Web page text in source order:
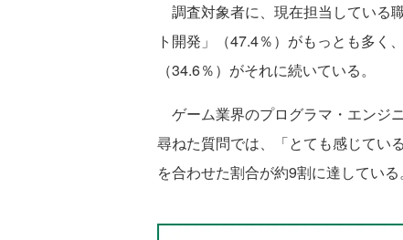
調査対象者に、現在担当している
ト開発」（47.4％）がもっとも多く
（34.6％）がそれに続いている。
ゲーム業界のプログラマ・エンジ
尋ねた質問では、「とても感じてい
を合わせた割合が約9割に達している。